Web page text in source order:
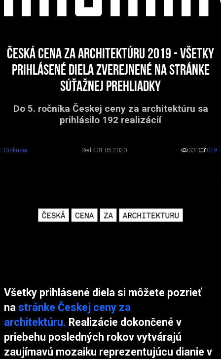
Česká cena za architektúru 2019 - všetky
prihlásené diela zverejnené na stránke
súťažnej prehliadky
Do 5. ročníka Českej ceny za architektúru sa
prihlásilo 192 realizácií
Diskusia Red 401.05.2020 331 0+9
Všetky prihlásené diela si môžete pozrieť
na stránke Českej ceny za
architektúru. Realizácie dokončené v
priebehu posledných rokov vytvárajú
zaujímavú mozaiku reprezentujúcu dianie v